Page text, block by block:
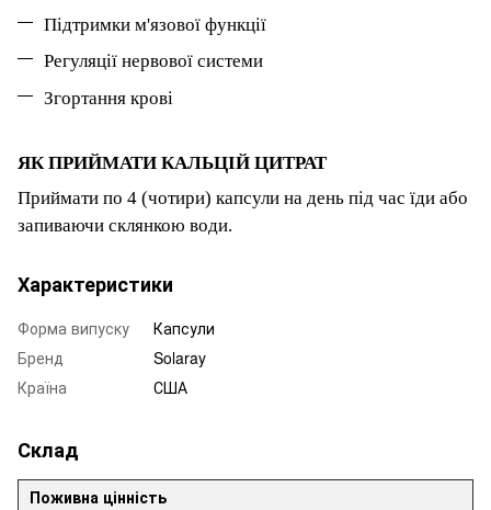
Підтримки м'язової функції
Регуляції нервової системи
Згортання крові
ЯК ПРИЙМАТИ КАЛЬЦІЙ ЦИТРАТ
Приймати по 4 (чотири) капсули на день під час їди або
запиваючи склянкою води.
Характеристики
Форма випуску
Капсули
Бренд
Solaray
Країна
США
Склад
Поживна цінність